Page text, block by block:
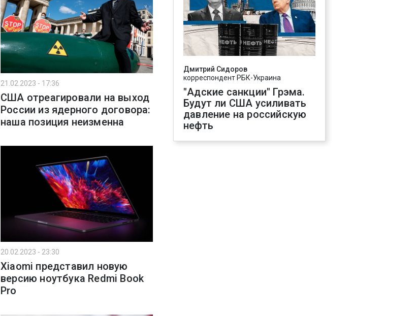
21.02.2023 - 17:36
США отреагировали на выход
России из ядерного договора:
наша позиция неизменна
20.02.2023 - 23:30
Xiaomi представил новую
версию ноутбука Redmi Book
Pro
Дмитрий Сидоров
корреспондент РБК-Украина
"Адские санкции" Грэма.
Будут ли США усиливать
давление на российскую
нефть